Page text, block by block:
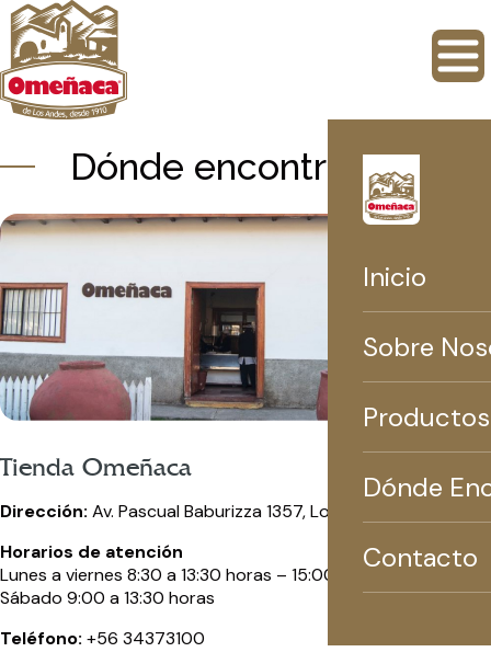
Inicio
Sobre
Productos
Dónde
Contacto
Dónde encontrarnos
Tienda Omeñaca
Dirección: Av. Pascual Baburizza 1357, Los Andes
Horarios de atención
Lunes a viernes 8:30 a 13:30 horas – 15:00 a 18:00 horas
Sábado 9:00 a 13:30 horas
Teléfono: +56 34373100